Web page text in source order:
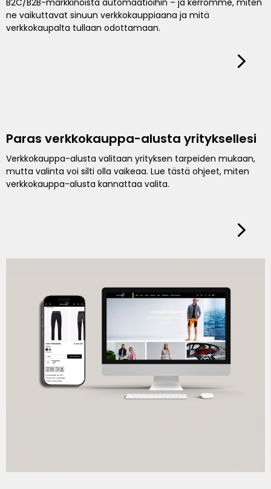
ne vaikuttavat sinuun verkkokauppiaana ja mitä
verkkokaupalta tullaan odottamaan.
Paras verkkokauppa-alusta yrityksellesi
Verkkokauppa-alusta valitaan yrityksen tarpeiden mukaan,
mutta valinta voi silti olla vaikeaa. Lue tästä ohjeet, miten
verkkokauppa-alusta kannattaa valita.